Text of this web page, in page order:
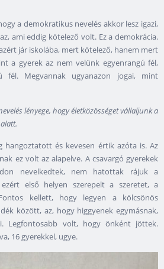
a demokratikus nevelés akkor lesz igazi,
ami eddig kötelező volt. Ez a demokrácia.
jár iskolába, mert kötelező, hanem mert
a gyerek az nem velünk egyenrangú fél,
fél. Megvannak ugyanazon jogai, mint
lényege, hogy életközösséget vállaljunk a
hangoztatott és kevesen értik azóta is. Az
ez volt az alapelve. A csavargó gyerekek
nevelkedtek, nem hatottak rájuk a
első helyen szerepelt a szeretet, a
kellett, hogy legyen a kölcsönös
között, az, hogy higgyenek egymásnak,
Legfontosabb volt, hogy önként jöttek.
16 gyerekkel, ugye.